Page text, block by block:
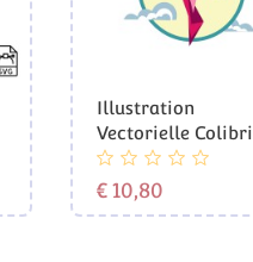
Illustration
Vectorielle Colibri
€ 10,80